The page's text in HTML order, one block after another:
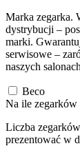
Marka zegarka.
dystrybucji –
marki.
serwisowe –
naszych
Beco
Na ile zegarków
Liczba
prezentować w